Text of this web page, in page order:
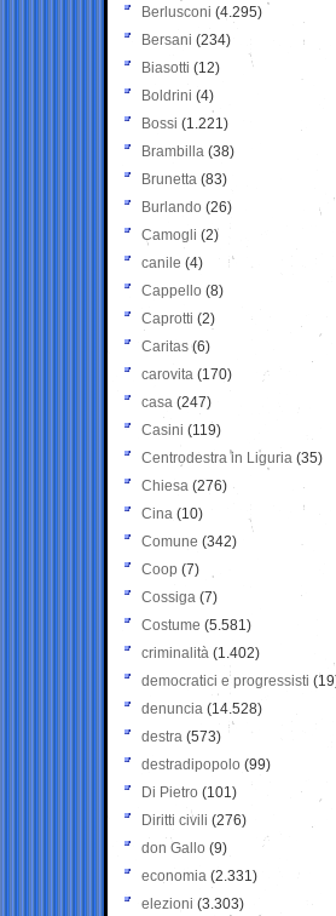
Berlusconi (4.295)
Bersani (234)
Biasotti (12)
Boldrini (4)
Bossi (1.221)
Brambilla (38)
Brunetta (83)
Burlando (26)
Camogli (2)
canile (4)
Cappello (8)
Caprotti (2)
Caritas (6)
carovita (170)
casa (247)
Casini (119)
Centrodestra in Liguria (35)
Chiesa (276)
Cina (10)
Comune (342)
Coop (7)
Cossiga (7)
Costume (5.581)
criminalità (1.402)
democratici e progressisti
denuncia (14.528)
destra (573)
destradipopolo (99)
Di Pietro (101)
Diritti civili (276)
don Gallo (9)
economia (2.331)
elezioni (3.303)